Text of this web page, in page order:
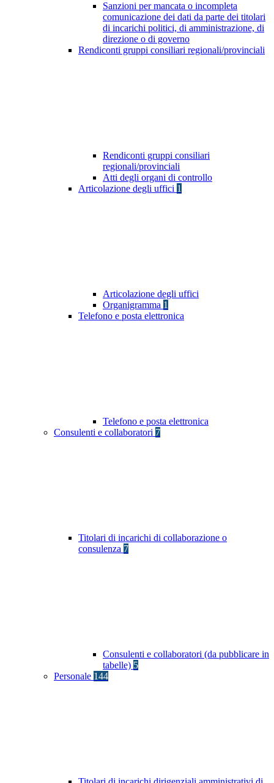
Sanzioni per mancata o incompleta
comunicazione dei dati da parte dei titolari
di incarichi politici, di amministrazione, di
direzione o di governo
Rendiconti gruppi consiliari regionali/provinciali
Rendiconti gruppi consiliari
regionali/provinciali
Atti degli organi di controllo
Articolazione degli uffici 1
Articolazione degli uffici
Organigramma 1
Telefono e posta elettronica
Telefono e posta elettronica
Consulenti e collaboratori 7
Titolari di incarichi di collaborazione o
consulenza 7
Consulenti e collaboratori (da pubblicare in
tabelle) 5
Personale 144